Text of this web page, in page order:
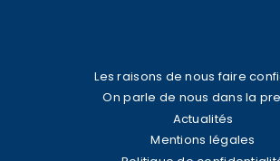
Les raisons de nous faire
On parle de nous dans la
Actualités
Mentions légales